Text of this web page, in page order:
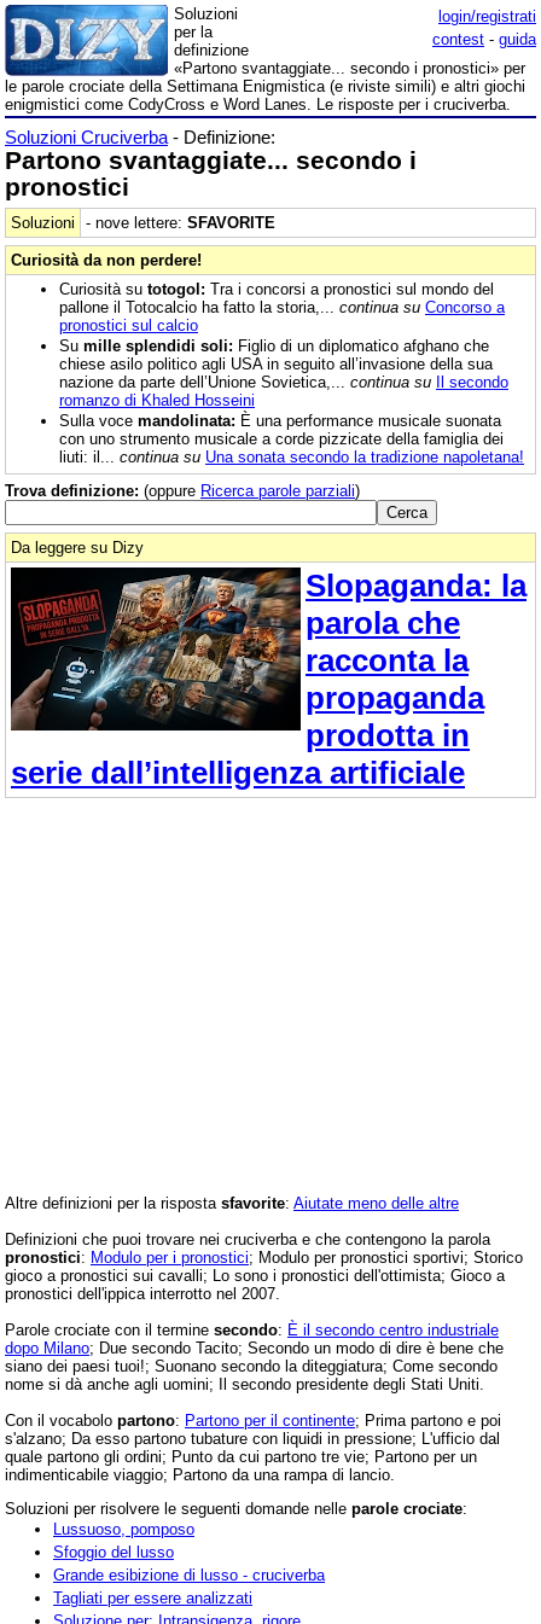
login/registrati
contest - guida
Soluzioni
per la
definizione
«Partono svantaggiate... secondo i pronostici» per
le parole crociate della Settimana Enigmistica (e riviste simili) e altri giochi
enigmistici come CodyCross e Word Lanes. Le risposte per i cruciverba.
Soluzioni Cruciverba - Definizione:
Partono svantaggiate... secondo i
pronostici
Soluzioni - nove lettere: SFAVORITE
Curiosità da non perdere!
Curiosità su totogol: Tra i concorsi a pronostici sul mondo del
pallone il Totocalcio ha fatto la storia,... continua su Concorso a
pronostici sul calcio
Su mille splendidi soli: Figlio di un diplomatico afghano che
chiese asilo politico agli USA in seguito all’invasione della sua
nazione da parte dell’Unione Sovietica,... continua su Il secondo
romanzo di Khaled Hosseini
Sulla voce mandolinata: È una performance musicale suonata
con uno strumento musicale a corde pizzicate della famiglia dei
liuti: il... continua su Una sonata secondo la tradizione napoletana!
Trova definizione: (oppure Ricerca parole parziali)
Da leggere su Dizy
Slopaganda: la
parola che
racconta la
propaganda
prodotta in
serie dall’intelligenza artificiale
Altre definizioni per la risposta sfavorite: Aiutate meno delle altre
Definizioni che puoi trovare nei cruciverba e che contengono la parola
pronostici: Modulo per i pronostici; Modulo per pronostici sportivi; Storico
gioco a pronostici sui cavalli; Lo sono i pronostici dell'ottimista; Gioco a
pronostici dell'ippica interrotto nel 2007.
Parole crociate con il termine secondo: È il secondo centro industriale
dopo Milano; Due secondo Tacito; Secondo un modo di dire è bene che
siano dei paesi tuoi!; Suonano secondo la diteggiatura; Come secondo
nome si dà anche agli uomini; Il secondo presidente degli Stati Uniti.
Con il vocabolo partono: Partono per il continente; Prima partono e poi
s'alzano; Da esso partono tubature con liquidi in pressione; L'ufficio dal
quale partono gli ordini; Punto da cui partono tre vie; Partono per un
indimenticabile viaggio; Partono da una rampa di lancio.
Soluzioni per risolvere le seguenti domande nelle parole crociate:
Lussuoso, pomposo
Sfoggio del lusso
Grande esibizione di lusso - cruciverba
Tagliati per essere analizzati
Soluzione per: Intransigenza, rigore